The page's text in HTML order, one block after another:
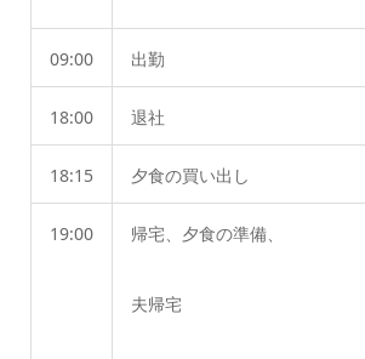
09:00 出勤
18:00 退社
18:15 夕食の買い出し
19:00 帰宅、夕食の準備、
夫帰宅